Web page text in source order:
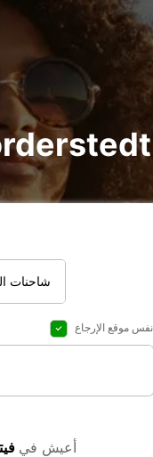
شاحنات
نفس موقع الإرجاع
أعيش في